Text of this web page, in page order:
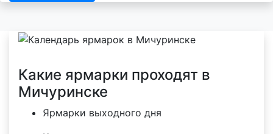
Какие ярмарки проходят в
Мичуринске
Ярмарки выходного дня